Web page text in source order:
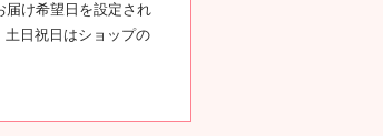
け希望日を設定され
日祝日はショップの